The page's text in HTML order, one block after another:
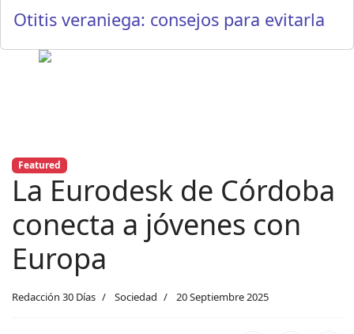
Otitis veraniega: consejos para evitarla
Featured
La Eurodesk de Córdoba
conecta a jóvenes con
Europa
Redacción 30 Días Sociedad 20 Septiembre 2025